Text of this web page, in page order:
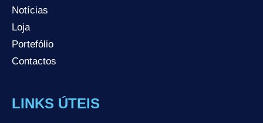
Notícias
Loja
Portefólio
Contactos
LINKS ÚTEIS